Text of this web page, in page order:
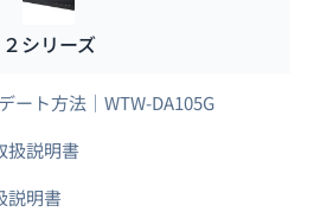
２シリーズ
ート方法｜WTW-DA105G
扱説明書
説明書